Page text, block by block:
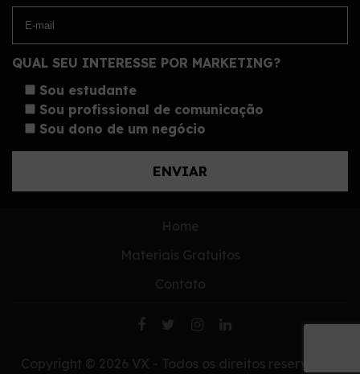
QUAL SEU INTERESSE POR MARKETING?
Sou estudante
Sou profissional de comunicação
Sou dono de um negócio
Home
Materiais Gratuitos
Contato
Copyright © 2026 VX - Todos os direitos reservados